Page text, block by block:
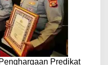
Predikat